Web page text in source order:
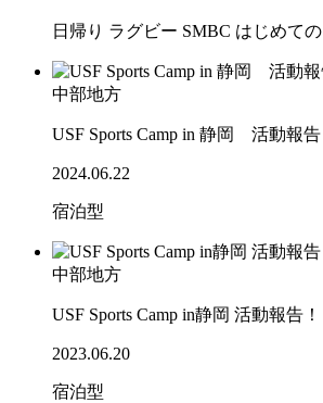
日帰り ラグビー SMBC はじめての
中部地方
USF Sports Camp in 静岡 活動報告
2024.06.22
宿泊型
中部地方
USF Sports Camp in静岡 活動報告！
2023.06.20
宿泊型